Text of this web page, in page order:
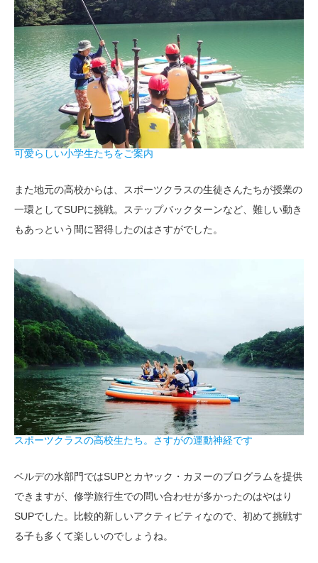
可愛らしい小学生たちをご案内
また地元の高校からは、スポーツクラスの生徒さんたちが授業の
一環としてSUPに挑戦。ステップバックターンなど、難しい動き
もあっという間に習得したのはさすがでした。
スポーツクラスの高校生たち。さすがの運動神経です
ベルデの水部門ではSUPとカヤック・カヌーのブログラムを提供
できますが、修学旅行生での問い合わせが多かったのはやはり
SUPでした。比較的新しいアクティビティなので、初めて挑戦す
る子も多くて楽しいのでしょうね。